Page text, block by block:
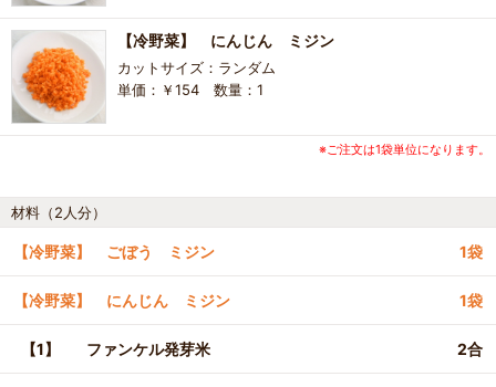
【冷野菜】 にんじん ミジン
カットサイズ：ランダム
単価：￥154 数量：1
※ご注文は1袋単位になります。
材料（2人分）
【冷野菜】 ごぼう ミジン 1袋
【冷野菜】 にんじん ミジン 1袋
【1】 ファンケル発芽米 2合